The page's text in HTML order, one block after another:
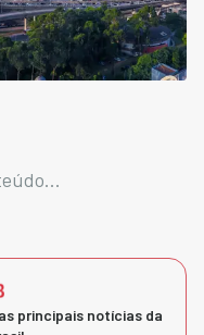
principais notícias da